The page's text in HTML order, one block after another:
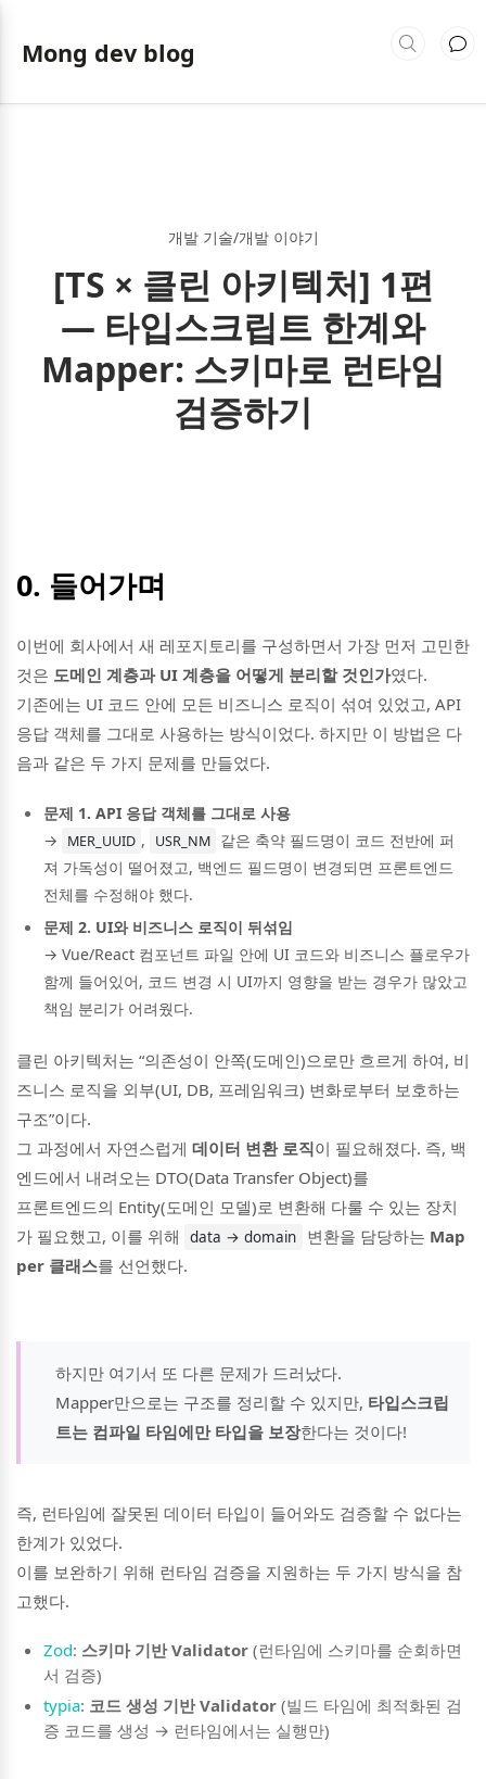
Mong dev blog
개발 기술/개발 이야기
[TS × 클린 아키텍처] 1편
— 타입스크립트 한계와
Mapper: 스키마로 런타임
검증하기
0. 들어가며
이번에 회사에서 새 레포지토리를 구성하면서 가장 먼저 고민한
것은 도메인 계층과 UI 계층을 어떻게 분리할 것인가였다.
기존에는 UI 코드 안에 모든 비즈니스 로직이 섞여 있었고, API
응답 객체를 그대로 사용하는 방식이었다. 하지만 이 방법은 다
음과 같은 두 가지 문제를 만들었다.
문제 1. API 응답 객체를 그대로 사용
→
MER_UUID , USR_NM 같은 축약 필드명이 코드 전반에 퍼
져 가독성이 떨어졌고, 백엔드 필드명이 변경되면 프론트엔드
전체를 수정해야 했다.
문제 2. UI와 비즈니스 로직이 뒤섞임
→ Vue/React 컴포넌트 파일 안에 UI 코드와 비즈니스 플로우가
함께 들어있어, 코드 변경 시 UI까지 영향을 받는 경우가 많았고
책임 분리가 어려웠다.
클린 아키텍처는 “의존성이 안쪽(도메인)으로만 흐르게 하여, 비
즈니스 로직을 외부(UI, DB, 프레임워크) 변화로부터 보호하는
구조”이다.
그 과정에서 자연스럽게 데이터 변환 로직이 필요해졌다. 즉, 백
엔드에서 내려오는 DTO(Data Transfer Object)를
프론트엔드의 Entity(도메인 모델)로 변환해 다룰 수 있는 장치
가 필요했고, 이를 위해
data → domain 변환을 담당하는 Map
per 클래스를 선언했다.
하지만 여기서 또 다른 문제가 드러났다.
Mapper만으로는 구조를 정리할 수 있지만, 타입스크립
트는 컴파일 타임에만 타입을 보장한다는 것이다!
즉, 런타임에 잘못된 데이터 타입이 들어와도 검증할 수 없다는
한계가 있었다.
이를 보완하기 위해 런타임 검증을 지원하는 두 가지 방식을 참
고했다.
Zod: 스키마 기반 Validator (런타임에 스키마를 순회하면
서 검증)
typia: 코드 생성 기반 Validator (빌드 타임에 최적화된 검
증 코드를 생성 → 런타임에서는 실행만)